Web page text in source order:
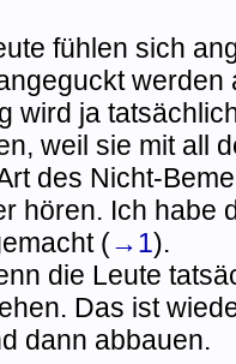
fühlen sich
wird ja
weil sie mit all
des Nicht-
hören. Ich habe
(→1).
die Leute
Das ist
dann abbauen.